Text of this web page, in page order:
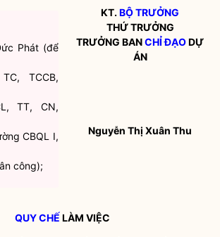
Phát (để
TCCB,
TT, CN,
CBQL I,
công);
KT.BỘ TRƯỞNG
THỨ TRƯỞNG
TRƯỞNG BANCHỈ ĐẠODỰ
ÁN
Nguyễn Thị Xuân Thu
QUY CHẾ LÀM VIỆC